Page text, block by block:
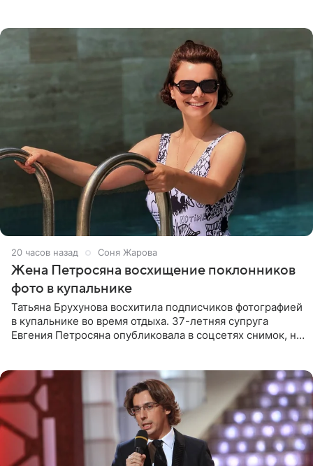
20 часов назад Соня Жарова
Жена Петросяна восхищение поклонников
фото в купальнике
Татьяна Брухунова восхитила подписчиков фотографией
в купальнике во время отдыха. 37-летняя супруга
Евгения Петросяна опубликовала в соцсетях снимок, на